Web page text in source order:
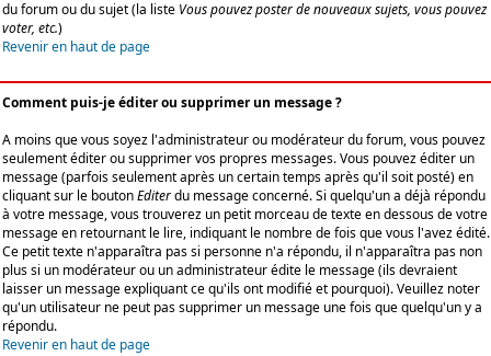
du forum ou du sujet (la liste Vous pouvez poster de nouveaux sujets, vous pouvez
voter, etc.)
Revenir en haut de page
Comment puis-je éditer ou supprimer un message ?
A moins que vous soyez l'administrateur ou modérateur du forum, vous pouvez
seulement éditer ou supprimer vos propres messages. Vous pouvez éditer un
message (parfois seulement après un certain temps après qu'il soit posté) en
cliquant sur le boutonEditerdu message concerné. Si quelqu'un a déjà répondu
à votre message, vous trouverez un petit morceau de texte en dessous de votre
message en retournant le lire, indiquant le nombre de fois que vous l'avez édité.
Ce petit texte n'apparaîtra pas si personne n'a répondu, il n'apparaîtra pas non
plus si un modérateur ou un administrateur édite le message (ils devraient
laisser un message expliquant ce qu'ils ont modifié et pourquoi). Veuillez noter
qu'un utilisateur ne peut pas supprimer un message une fois que quelqu'un y a
répondu.
Revenir en haut de page